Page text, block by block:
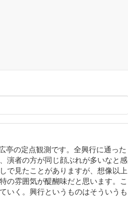
亭の定点観測です。全興行に通った
演者の方が同じ顔ぶれが多いなと感
で見たことがありますが、想像以上
の雰囲気が醍醐味だと思います。こ
いく。興行というものはそういうも